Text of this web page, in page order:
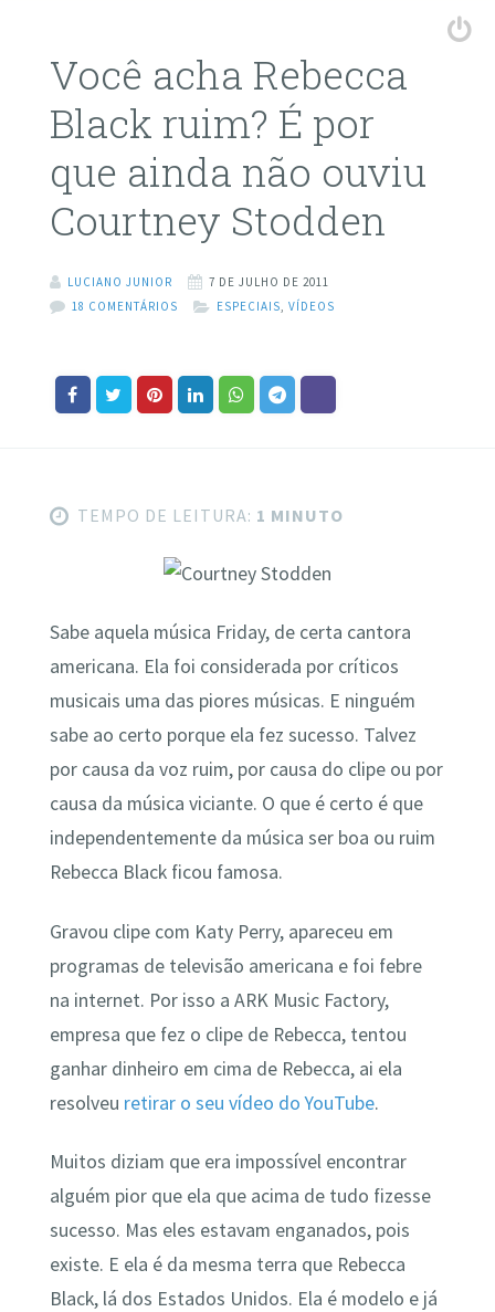
Você acha Rebecca
Black ruim? É por
que ainda não ouviu
Courtney Stodden
LUCIANO JUNIOR
7 DE JULHO DE 2011
18 COMENTÁRIOS
ESPECIAIS VÍDEOS
TEMPO DE LEITURA: 1 MINUTO
Sabe aquela música Friday, de certa cantora
americana. Ela foi considerada por críticos
musicais uma das piores músicas. E ninguém
sabe ao certo porque ela fez sucesso. Talvez
por causa da voz ruim, por causa do clipe ou por
causa da música viciante. O que é certo é que
independentemente da música ser boa ou ruim
Rebecca Black ficou famosa.
Gravou clipe com Katy Perry, apareceu em
programas de televisão americana e foi febre
na internet. Por isso a ARK Music Factory,
empresa que fez o clipe de Rebecca, tentou
ganhar dinheiro em cima de Rebecca, ai ela
resolveu retirar o seu vídeo do YouTube.
Muitos diziam que era impossível encontrar
alguém pior que ela que acima de tudo fizesse
sucesso. Mas eles estavam enganados, pois
existe. E ela é da mesma terra que Rebecca
Black, lá dos Estados Unidos. Ela é modelo e já